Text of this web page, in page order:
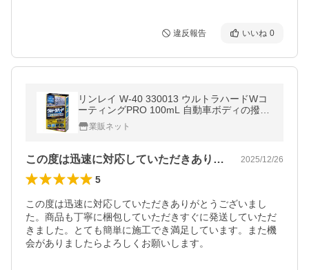
違反報告 いいね 0
リンレイ W-40 330013 ウルトラハードWコ
ーティングPRO 100mL 自動車ボディの撥水
及びつや出し 専門店のコーティング
業販ネット
この度は迅速に対応していただきありがと… 2025/12/26
5
この度は迅速に対応していただきありがとうございまし
た。商品も丁寧に梱包していただきすぐに発送していただ
きました。とても簡単に施工でき満足しています。また機
会がありましたらよろしくお願いします。